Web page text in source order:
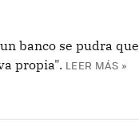
banco se pudra que
propia". LEER MÁS »